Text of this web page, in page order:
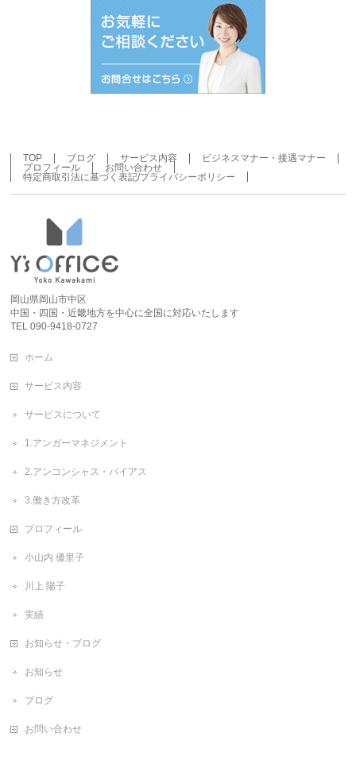
TOP ブログ サービス内容
ビジネスマナー・接遇マナー
プロフィール
お問い合わせ
特定商取引法に基づく表記/プライバシーポリシー
岡山県岡山市中区
中国・四国・近畿地方を中心に全国に対応いたします
TEL 090-9418-0727
ホーム
サービス内容
サービスについて
1.アンガーマネジメント
2.アンコンシャス・バイアス
3.働き方改革
プロフィール
小山内 優里子
川上 陽子
実績
お知らせ・ブログ
お知らせ
ブログ
お問い合わせ